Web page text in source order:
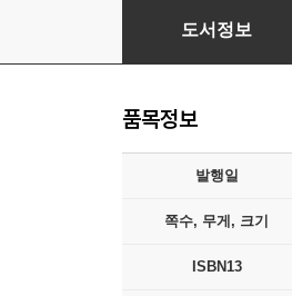
트래픽을 쓸어 담는
도서정보
품목정보
발행일
쪽수, 무게, 크기
ISBN13